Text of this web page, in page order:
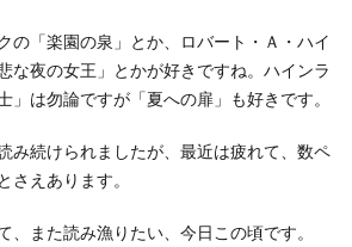
の「楽園の泉」とか、ロバート・Ａ・ハイ
な夜の女王」とかが好きですね。ハインラ
」は勿論ですが「夏への扉」も好きです。
み続けられましたが、最近は疲れて、数ペ
さえあります。
、また読み漁りたい、今日この頃です。